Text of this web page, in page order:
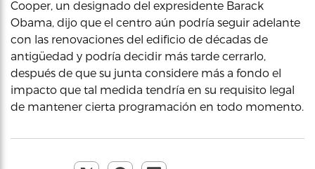
Cooper, un designado del expresidente Barack
Obama, dijo que el centro aún podría seguir adelante
con las renovaciones del edificio de décadas de
antigüedad y podría decidir más tarde cerrarlo,
después de que su junta considere más a fondo el
impacto que tal medida tendría en su requisito legal
de mantener cierta programación en todo momento.